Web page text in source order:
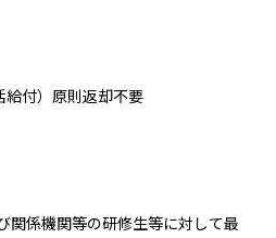
付）原則返却不要
関係機関等の研修生等に対して最